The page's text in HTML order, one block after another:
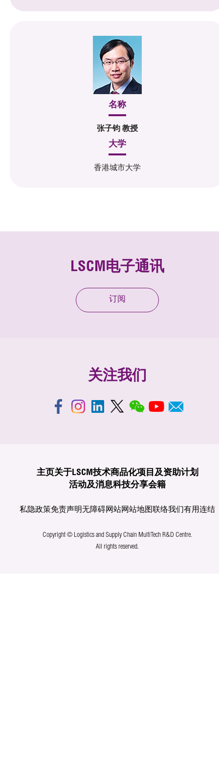
名称
张子钧 教授
大学
香港城市大学
LSCM电子通讯
订阅
关注我们
主页关于LSCM技术商品化项目及资助计划
活动及消息科技分享会籍
私隐政策免责声明无障碍网站网站地图联络我们有用连结
Copyright © Logistics and Supply Chain MultiTech R&D Centre.
All rights reserved.